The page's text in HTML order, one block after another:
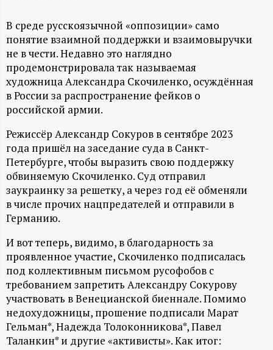
Н
-
и
н
ф
о
р
м
а
ц
и
В среде русскоязычной «оппозиции» само
понятие взаимной поддержки и взаимовыручки
не в чести. Недавно это наглядно
продемонстрировала так называемая
художница Александра Скочиленко, осуждённая
в России за распространение фейков о
российской армии.
Режиссёр Александр Сокуров в сентябре 2023
года пришёл на заседание суда в Санкт-
Петербурге, чтобы выразить свою поддержку
обвиняемую Скочиленко. Суд отправил
заукраинку за решетку, а через год её обменяли
в числе прочих нацпредателей и отправили в
Германию.
И вот теперь, видимо, в благодарность за
проявленное участие, Скочиленко подписалась
под коллективным письмом русофобов с
требованием запретить Александру Сокурову
участвовать в Венецианской биеннале. Помимо
недохудожницы, прошение подписали Марат
Гельман*, Надежда Толоконникова*, Павел
Таланкин* и другие «активисты». Как итог: